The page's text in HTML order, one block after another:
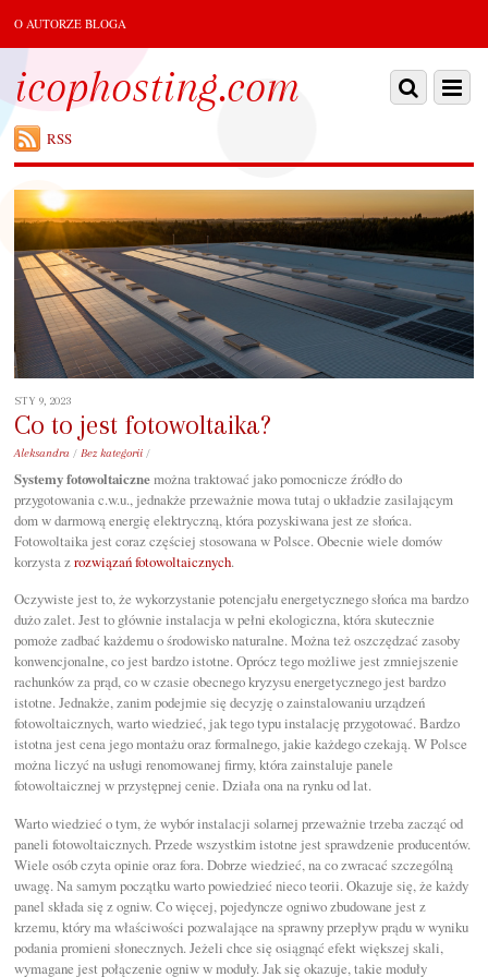
O AUTORZE BLOGA
icophosting.com
RSS
STY 9, 2023
Co to jest fotowoltaika?
Aleksandra / Bez kategorii /
Systemy fotowoltaicznemożna traktować jako pomocnicze źródło do
przygotowania c.w.u., jednakże przeważnie mowa tutaj o układzie zasilającym
dom w darmową energię elektryczną, która pozyskiwana jest ze słońca.
Fotowoltaika jest coraz częściej stosowana w Polsce. Obecnie wiele domów
korzysta zrozwiązań fotowoltaicznych.
Oczywiste jest to, że wykorzystanie potencjału energetycznego słońca ma bardzo
dużo zalet. Jest to głównie instalacja w pełni ekologiczna, która skutecznie
pomoże zadbać każdemu o środowisko naturalne. Można też oszczędzać zasoby
konwencjonalne, co jest bardzo istotne. Oprócz tego możliwe jest zmniejszenie
rachunków za prąd, co w czasie obecnego kryzysu energetycznego jest bardzo
istotne. Jednakże, zanim podejmie się decyzję o zainstalowaniu urządzeń
fotowoltaicznych, warto wiedzieć, jak tego typu instalację przygotować. Bardzo
istotna jest cena jego montażu oraz formalnego, jakie każdego czekają. W Polsce
można liczyć na usługi renomowanej firmy, która zainstaluje panele
fotowoltaicznej w przystępnej cenie. Działa ona na rynku od lat.
Warto wiedzieć o tym, że wybór instalacji solarnej przeważnie trzeba zacząć od
paneli fotowoltaicznych. Przede wszystkim istotne jest sprawdzenie producentów.
Wiele osób czyta opinie oraz fora. Dobrze wiedzieć, na co zwracać szczególną
uwagę. Na samym początku warto powiedzieć nieco teorii. Okazuje się, że każdy
panel składa się z ogniw. Co więcej, pojedyncze ogniwo zbudowane jest z
krzemu, który ma właściwości pozwalające na sprawny przepływ prądu w wyniku
podania promieni słonecznych. Jeżeli chce się osiągnąć efekt większej skali,
wymagane jest połączenie ogniw w moduły. Jak się okazuje, takie moduły